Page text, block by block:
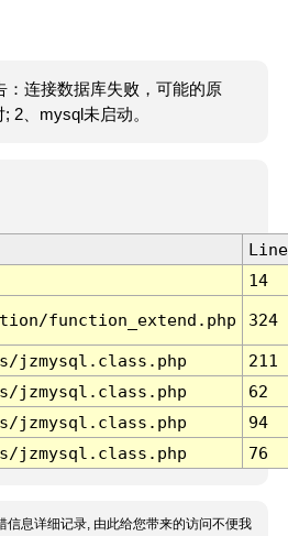
：连接数据库失败，可能的原
2、mysql未启动。
Line
14
function_extend.php 324
jzmysql.class.php
211
jzmysql.class.php
62
jzmysql.class.php
94
jzmysql.class.php 76
信息详细记录, 由此给您带来的访问不便我